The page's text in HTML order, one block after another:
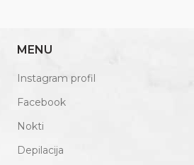
MENU
Instagram profil
Facebook
Nokti
Depilacija